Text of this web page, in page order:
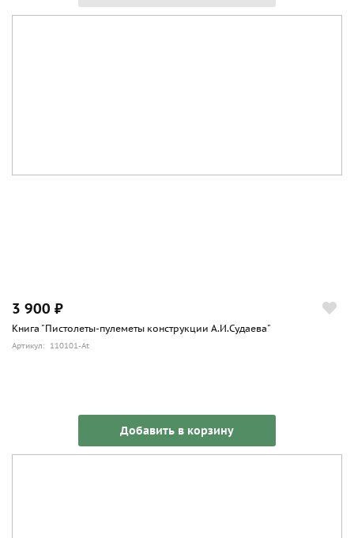
3 900 ₽
Книга "Пистолеты-пулеметы конструкции А.И.Судаева"
Артикул: 110101-At
Добавить в корзину